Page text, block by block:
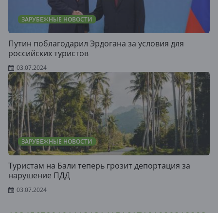
ЗАРУБЕЖНЫЕ НОВОСТИ
Путин поблагодарил Эрдогана за условия для
российских туристов
03.07.2024
ЗАРУБЕЖНЫЕ НОВОСТИ
Туристам на Бали теперь грозит депортация за
нарушение ПДД
03.07.2024